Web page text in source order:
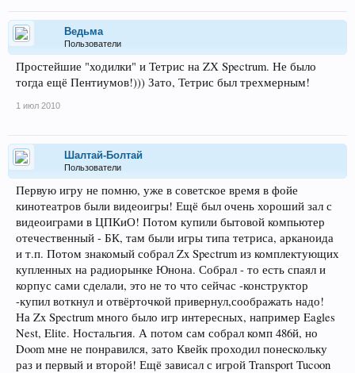
Ведьма
Пользователи
Простейшие "ходилки" и Тетрис на ZХ Spectrum. Не было
тогда ещё Пентиумов!))) Зато, Тетрис был трехмерным!
1 июл 2010
Шалтай-Болтай
Пользователи
Первую игру не помню, уже в советское время в фойе
кинотеатров были видеоигры! Ещё был очень хороший зал с
видеоиграми в ЦПКиО! Потом купили бытовой компьютер
отечественный - БК, там были игры типа тетриса, арканоида
и т.п. Потом знакомый собрал Zx Spectrum из комплектующих
купленных на радиорынке Юнона. Собрал - то есть спаял и
корпус сами сделали, это не то что сейчас -конструктор
-купил воткнул и отвёрточкой привернул,соображать надо!
На Zx Spectrum много было игр интересных, например Eagles
Nest, Elite. Ностальгия. А потом сам собрал комп 486й, но
Doom мне не понравился, зато Квейк проходил понескольку
раз и первый и второй! Ещё зависал с игрой Transport Tucoon